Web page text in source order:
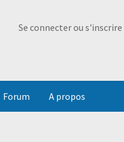
Se connecter ou s'inscrire
Forum A propos